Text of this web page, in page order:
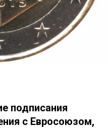
подписания
с Евросоюзом,